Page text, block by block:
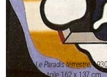
Le Paradis terrestre,
sur toile 162 x 137 cm